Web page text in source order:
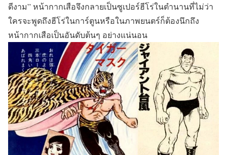
ดีงาม”หน้ากากเสือจึงกลายเป็นซูเปอร์ฮีโร่ในตำนานที่ไม่ว่า
ใครจะพูดถึงฮีโร่ในการ์ตูนหรือในภาพยนตร์ก็ต้องนึกถึง
หน้ากากเสือเป็นอันดับต้นๆ อย่างแน่นอน